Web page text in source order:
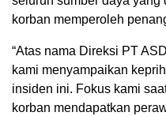
korban memperoleh
“Atas nama Direksi PT
kami menyampaikan
insiden ini. Fokus kami
korban mendapatkan